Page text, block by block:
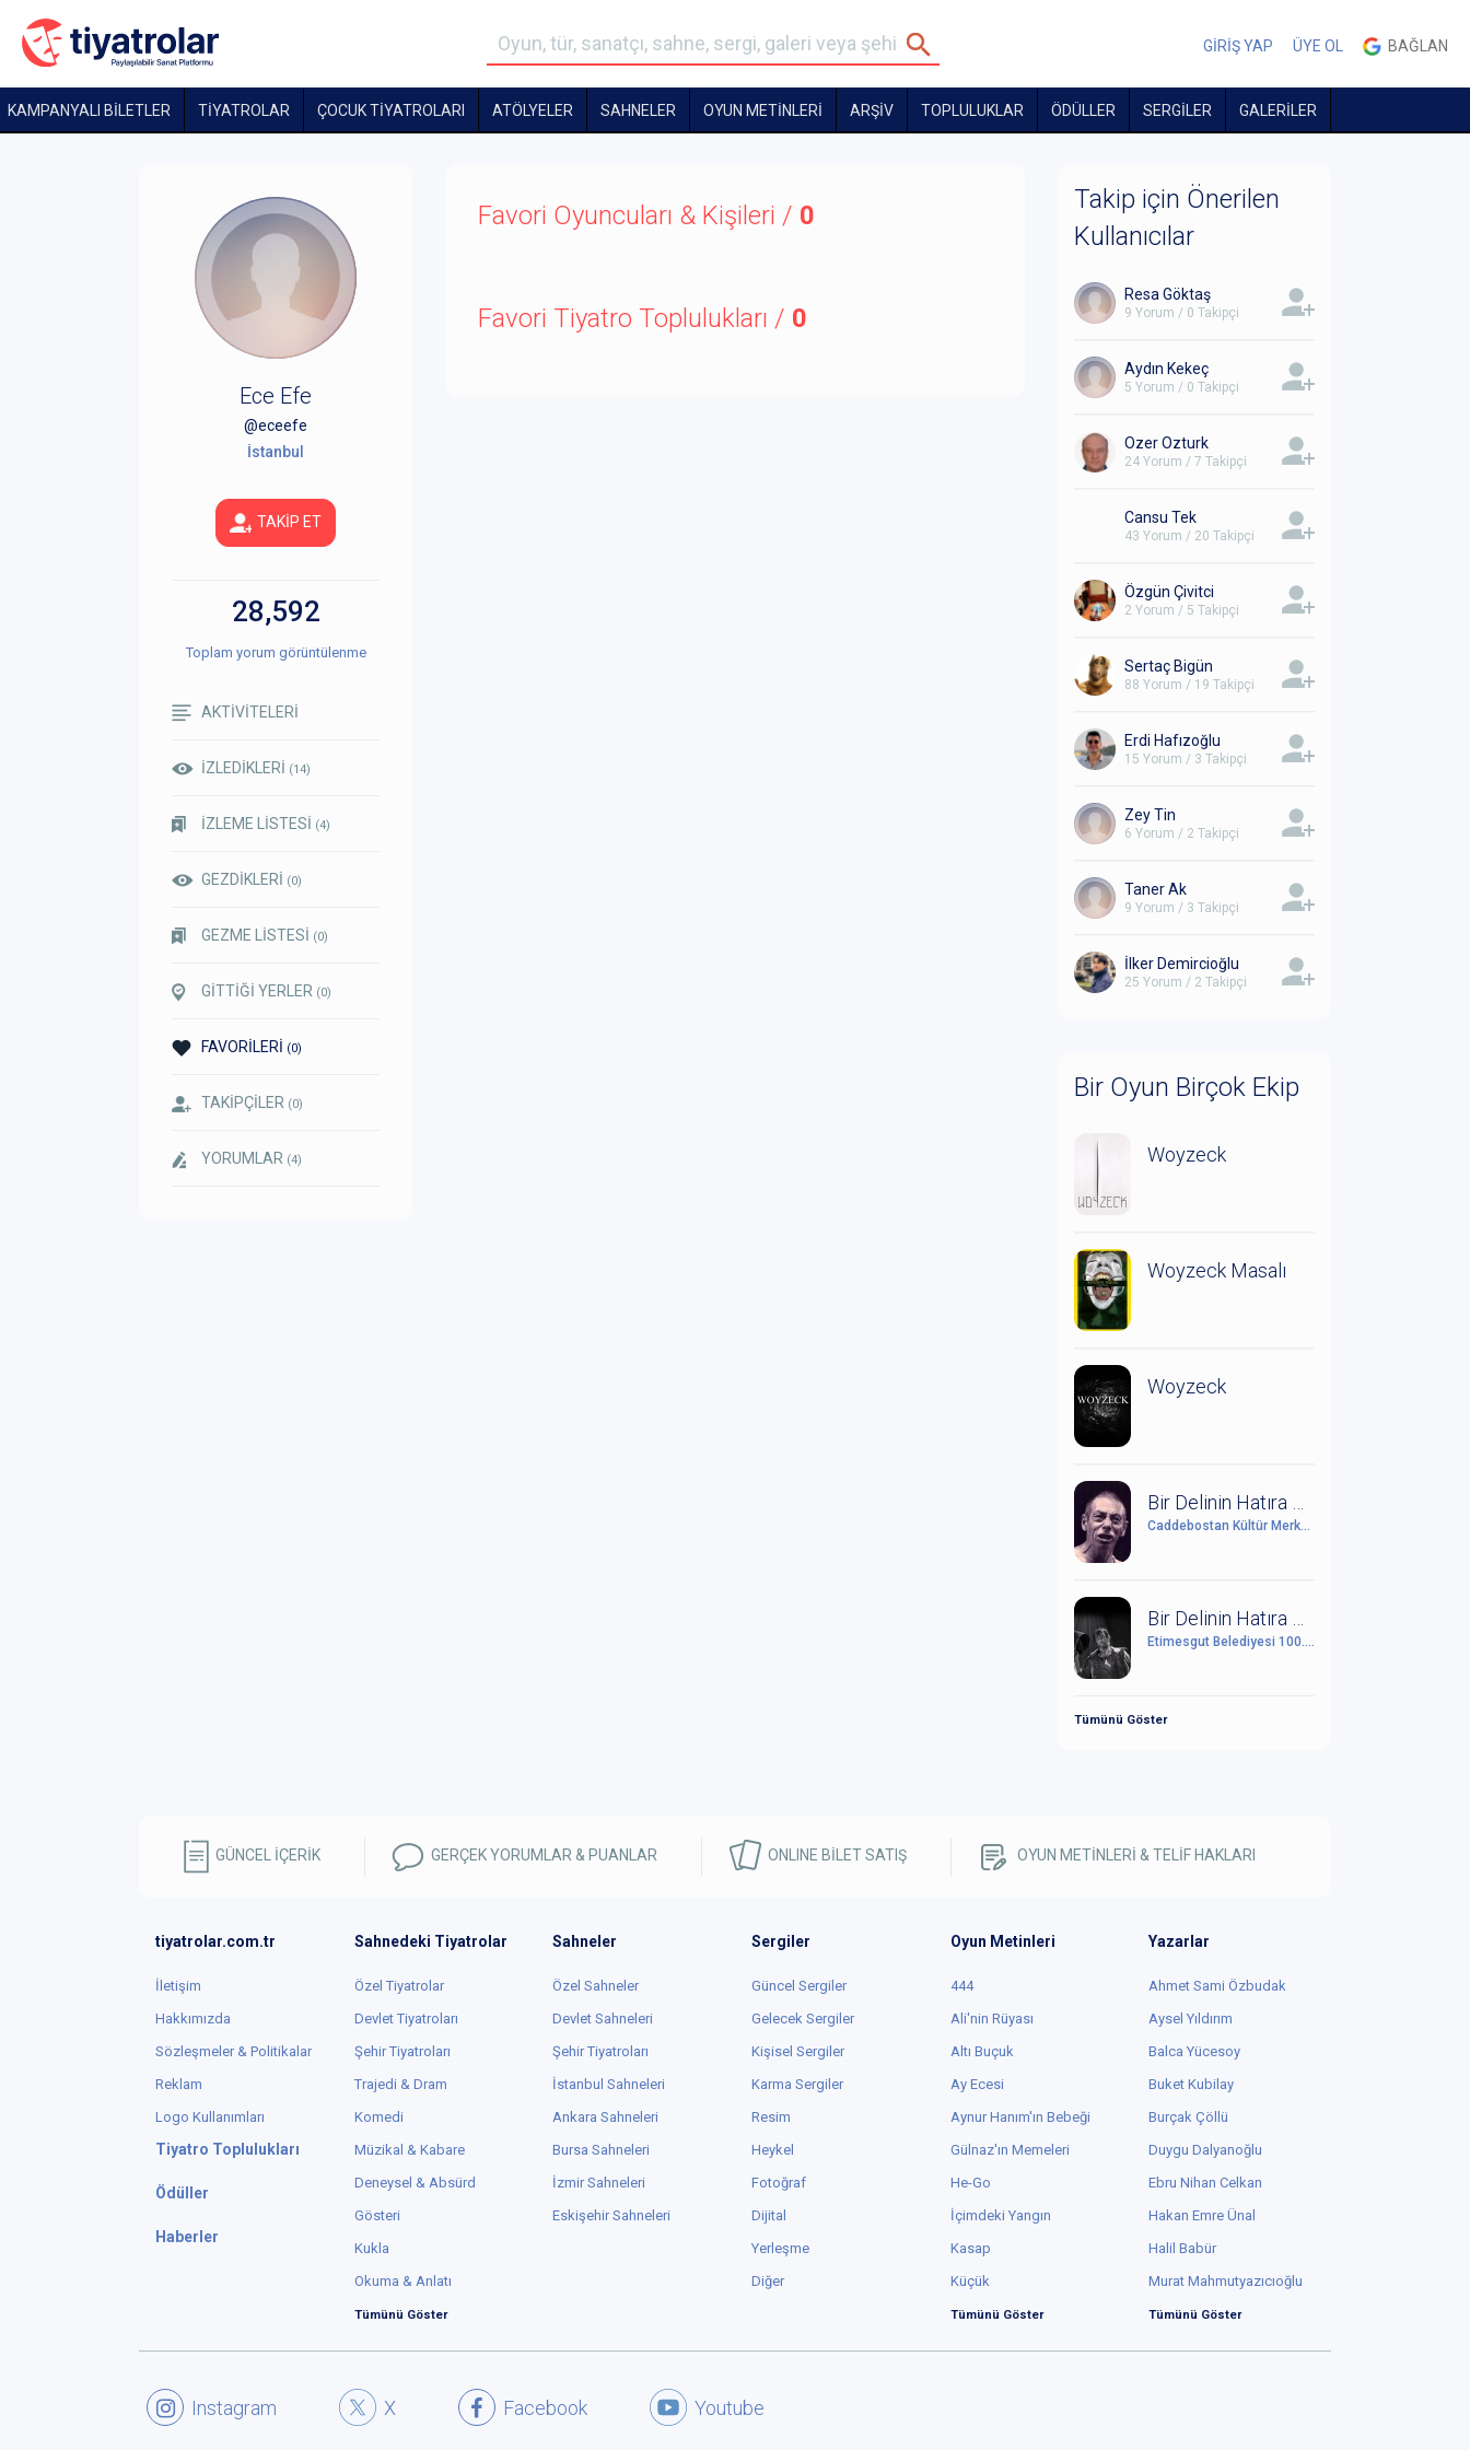
GİRİŞ YAP ÜYE OL BAĞLAN
KAMPANYALI BİLETLER TİYATROLAR ÇOCUK TIYATROLARI ATÖLYELER SAHNELER OYUN METİNLERİ ARŞİV TOPLULUKLAR ÖDÜLLER SERGİLER GALERİLER
Ece Efe
@eceefe
İstanbul
TAKİP ET
28,592
Toplam yorum görüntülenme
AKTİVİTELERİ
İZLEDİKLERİ (14)
İZLEME LİSTESİ (4)
GEZDİKLERİ (0)
GEZME LİSTESİ (0)
GİTTİĞİ YERLER (0)
FAVORİLERİ (0)
TAKİPÇİLER (0)
YORUMLAR (4)
Favori Oyuncuları & Kişileri / 0
Favori Tiyatro Toplulukları / 0
Takip için Önerilen
Kullanıcılar
Resa Göktaş
9 Yorum / 0 Takipçi
Aydın Kekeç
5 Yorum / 0 Takipçi
Ozer Ozturk
24 Yorum / 7 Takipçi
Cansu Tek
43 Yorum / 20 Takipçi
Özgün Çivitci
2 Yorum / 5 Takipçi
Sertaç Bigün
88 Yorum / 19 Takipçi
Erdi Hafızoğlu
15 Yorum / 3 Takipçi
Zey Tin
6 Yorum / 2 Takipçi
Taner Ak
9 Yorum / 3 Takipçi
İlker Demircioğlu
25 Yorum / 2 Takipçi
Bir Oyun Birçok Ekip
Woyzeck
Woyzeck Masalı
Woyzeck
Caddebostan Kültür Merkezi
Etimesgut Belediyesi 100. Yıl Cumhuriyet Kültür Sanat Merkezi
Tümünü Göster
GÜNCEL İÇERİK GERÇEK YORUMLAR & PUANLAR ONLINE BİLET SATIŞ OYUN METİNLERİ & TELİF HAKLARI
tiyatrolar.com.tr
İletişim
Hakkımızda
Sözleşmeler & Politikalar
Reklam
Logo Kullanımları
Tiyatro Toplulukları
Ödüller
Haberler
Sahnedeki Tiyatrolar
Özel Tiyatrolar
Devlet Tiyatroları
Şehir Tiyatroları
Trajedi & Dram
Komedi
Müzikal & Kabare
Deneysel & Absürd
Gösteri
Kukla
Okuma & Anlatı
Tümünü Göster
Sahneler
Özel Sahneler
Devlet Sahneleri
Şehir Tiyatroları
İstanbul Sahneleri
Ankara Sahneleri
Bursa Sahneleri
İzmir Sahneleri
Eskişehir Sahneleri
Sergiler
Güncel Sergiler
Gelecek Sergiler
Kişisel Sergiler
Karma Sergiler
Resim
Heykel
Fotoğraf
Dijital
Yerleşme
Diğer
Oyun Metinleri
444
Ali'nin Rüyası
Altı Buçuk
Ay Ecesi
Aynur Hanım'ın Bebeği
Gülnaz'ın Memeleri
He-Go
İçimdeki Yangın
Kasap
Küçük
Tümünü Göster
Yazarlar
Ahmet Sami Özbudak
Aysel Yıldırım
Balca Yücesoy
Buket Kubilay
Burçak Çöllü
Duygu Dalyanoğlu
Ebru Nihan Celkan
Hakan Emre Ünal
Halil Babür
Murat Mahmutyazıcıoğlu
Tümünü Göster
Youtube
Facebook
X
Instagram